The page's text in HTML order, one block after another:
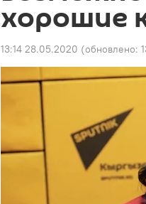
хорошие
13:14 28.05.2020 (обновлено: